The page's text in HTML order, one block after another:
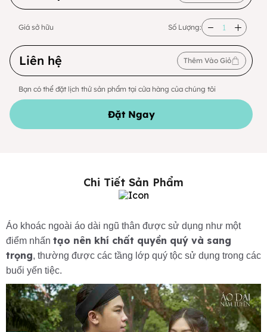
Giá sở hữu Số Lượng:
Liên hệ Thêm Vào Giỏ
Bạn có thể đặt lịch thử sản phẩm tại cửa hàng của chúng tôi
Đặt Ngay
Chi Tiết Sản Phẩm
Áo khoác ngoài áo dài ngũ thân được sử dụng như một
điểm nhấn tạo nên khí chất quyền quý và sang
trọng, thường được các tầng lớp quý tộc sử dụng trong các
buổi yến tiệc.